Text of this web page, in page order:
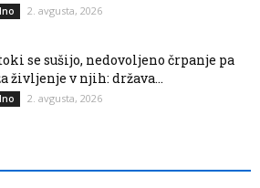
2. avgusta, 2026
se sušijo, nedovoljeno črpanje pa
življenje v njih: država...
2. avgusta, 2026